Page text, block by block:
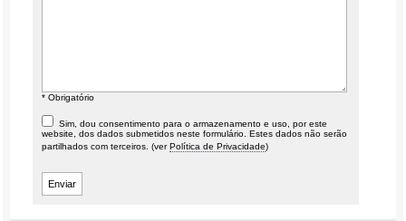
* Obrigatório
Sim, dou consentimento para o armazenamento e uso, por este
website, dos dados submetidos neste formulário. Estes dados não serão
partilhados com terceiros. (verPolítica de Privacidade)